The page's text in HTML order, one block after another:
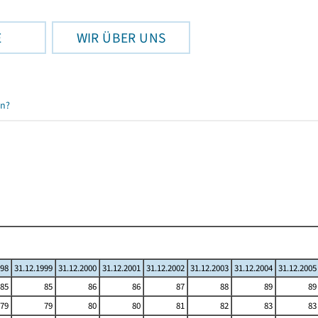
WIR ÜBER UNS
31.12.1999 31.12.2000 31.12.2001 31.12.2002 31.12.2003 31.12.2004 31.12.2005
85 85 86 86 87 88 89
89
79 79 80 80 81 82 83
83